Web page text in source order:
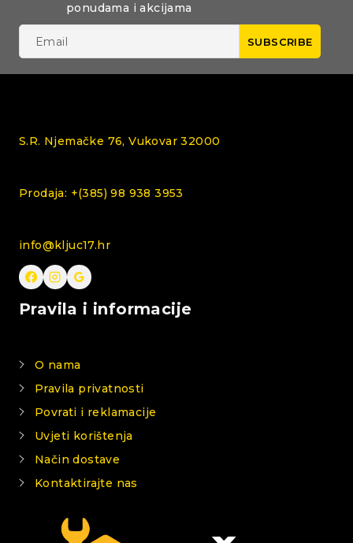
ponudama i akcijama
S.R. Njemačke 76, Vukovar 32000
Prodaja: +(385) 98 938 3953
info@kljuc17.hr
Pravila i informacije
O nama
Pravila privatnosti
Povrati i reklamacije
Uvjeti korištenja
Način dostave
Kontaktirajte nas